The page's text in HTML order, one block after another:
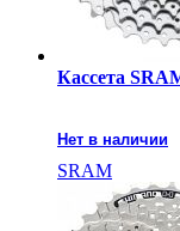
Кассета
Нет в наличии
SRAM